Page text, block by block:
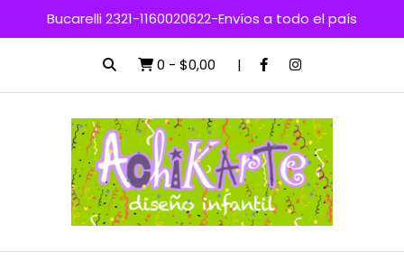
Bucarelli 2321-1160020622-Envíos a todo el país
0 - $0,00